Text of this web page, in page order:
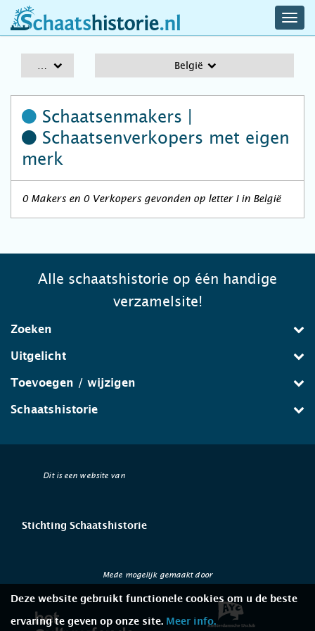
schaatshistorie.nl
België
Schaatsenmakers |
Schaatsenverkopers met eigen
merk
0 Makers en 0 Verkopers gevonden op letter I in België
Alle schaatshistorie op één handige
verzamelsite!
Zoeken
Uitgelicht
Toevoegen / wijzigen
Schaatshistorie
Dit is een website van
Stichting Schaatshistorie
Mede mogelijk gemaakt door
Deze website gebruikt functionele cookies om u de beste
ervaring te geven op onze site. Meer info.